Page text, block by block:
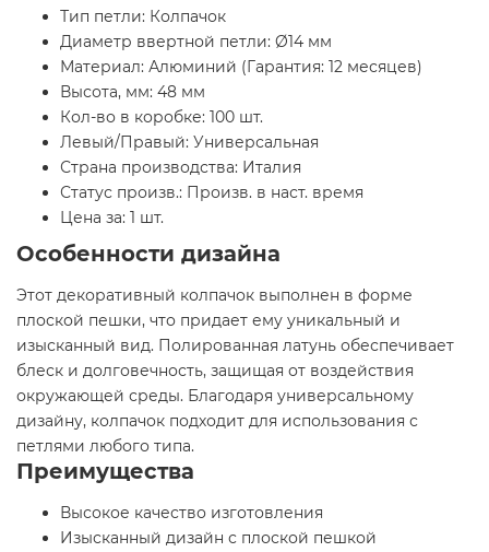
Тип петли: Колпачок
Диаметр ввертной петли: Ø14 мм
Материал: Алюминий (Гарантия: 12 месяцев)
Высота, мм: 48 мм
Кол-во в коробке: 100 шт.
Левый/Правый: Универсальная
Страна производства: Италия
Статус произв.: Произв. в наст. время
Цена за: 1 шт.
Особенности дизайна
Этот декоративный колпачок выполнен в форме
плоской пешки, что придает ему уникальный и
изысканный вид. Полированная латунь обеспечивает
блеск и долговечность, защищая от воздействия
окружающей среды. Благодаря универсальному
дизайну, колпачок подходит для использования с
петлями любого типа.
Преимущества
Высокое качество изготовления
Изысканный дизайн с плоской пешкой